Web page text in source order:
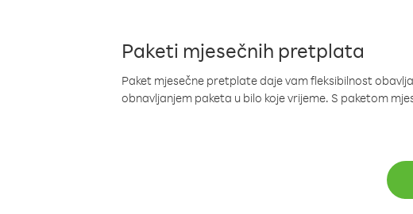
Paketi mjesečnih pretplata
Paket mjesečne pretplate daje vam fleksibilnost
obnavljanjem paketa u bilo koje vrijeme. S paketom